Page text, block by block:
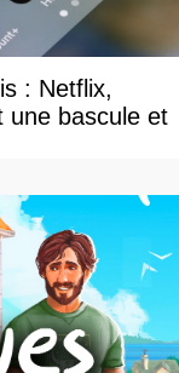
: Netflix,
une bascule et